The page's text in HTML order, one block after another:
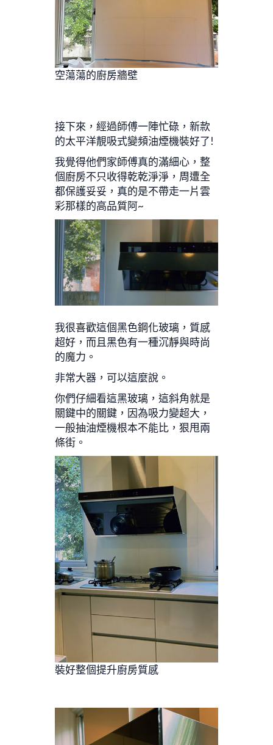
空蕩蕩的廚房牆壁
接下來，經過師傅一陣忙碌，新款
的太平洋靚吸式變頻油煙機裝好了!
我覺得他們家師傅真的滿細心，整
個廚房不只收得乾乾淨淨，周遭全
都保護妥妥，真的是不帶走一片雲
彩那樣的高品質阿~
我很喜歡這個黑色鋼化玻璃，質感
超好，而且黑色有一種沉靜與時尚
的魔力。
非常大器，可以這麼說。
你們仔細看這黑玻璃，這斜角就是
關鍵中的關鍵，因為吸力變超大，
一般抽油煙機根本不能比，狠甩兩
條街。
裝好整個提升廚房質感